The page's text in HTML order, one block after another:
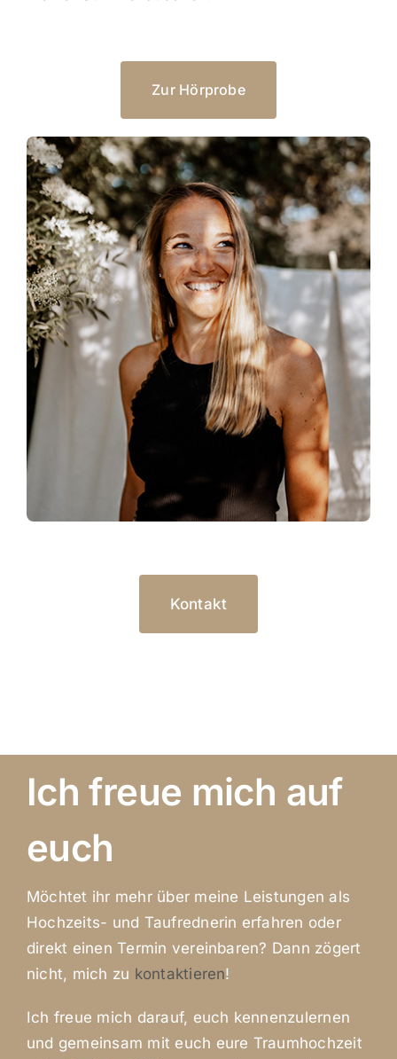
Zur Hörprobe
Kontakt
Ich freue mich auf
euch
Möchtet ihr mehr über meine Leistungen als
Hochzeits- und Taufrednerin erfahren oder
direkt einen Termin vereinbaren? Dann zögert
nicht, mich zu kontaktieren!
Ich freue mich darauf, euch kennenzulernen
und gemeinsam mit euch eure Traumhochzeit